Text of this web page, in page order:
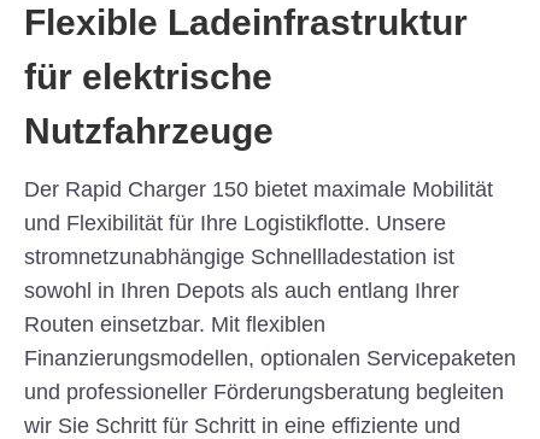
Flexible Ladeinfrastruktur
für elektrische
Nutzfahrzeuge
Der Rapid Charger 150 bietet maximale Mobilität
und Flexibilität für Ihre Logistikflotte. Unsere
stromnetzunabhängige Schnellladestation ist
sowohl in Ihren Depots als auch entlang Ihrer
Routen einsetzbar. Mit flexiblen
Finanzierungsmodellen, optionalen Servicepaketen
und professioneller Förderungsberatung begleiten
wir Sie Schritt für Schritt in eine effiziente und